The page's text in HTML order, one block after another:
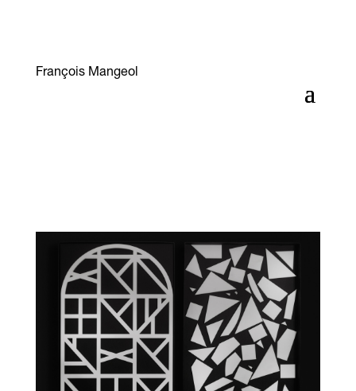
François Mangeol